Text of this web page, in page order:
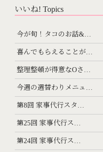
いいね! Topics
今が旬！タコのお話&…
喜んでもらえることが…
整理整頓が得意なOさ…
今週の週替わりメニュ…
第8回 家事代行スタ…
第25回 家事代行ス…
第24回 家事代行ス…